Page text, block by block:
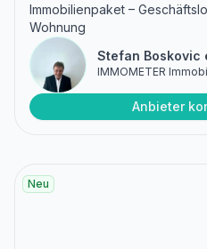
Immobilienpaket –
Wohnung
Stefan Boskovic
IMMOMETER
Anbieter
Neu